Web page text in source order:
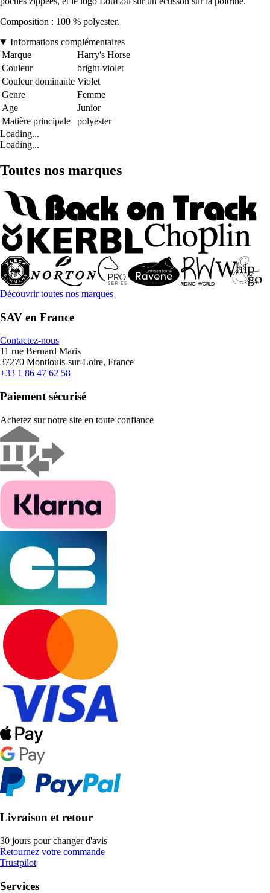
Composition : 100 % polyester.
Informations complémentaires
Marque
Harry's Horse
Couleur
bright-violet
Couleur dominante Violet
Genre
Femme
Age
Junior
Matière principale
polyester
Loading...
Loading...
Toutes nos marques
Découvrir toutes nos marques
SAV en France
Contactez-nous
11 rue Bernard Maris
37270 Montlouis-sur-Loire, France
+33 1 86 47 62 58
Paiement sécurisé
Achetez sur notre site en toute confiance
Livraison et retour
30 jours pour changer d'avis
Retournez votre commande
Trustpilot
Services